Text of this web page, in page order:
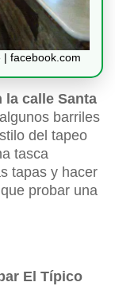
| facebook.com
la calle Santa
barriles
del tapeo
tasca
tapas y hacer
probar una
bar El Típico